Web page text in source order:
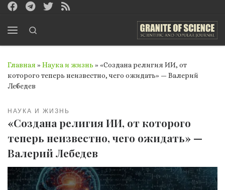
Перейти к содержимому
Главная » Наука и жизнь » «Создана религия ИИ, от
которого теперь неизвестно, чего ожидать» — Валерий
Лебедев
НАУКА И ЖИЗНЬ
«Создана религия ИИ, от которого
теперь неизвестно, чего ожидать» —
Валерий Лебедев